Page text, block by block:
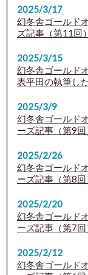
2025/3/17
幻冬舎ゴールド
ズ記事（第11回
2025/3/15
幻冬舎ゴールド
表平田の執筆し
2025/3/9
幻冬舎ゴールド
ーズ記事（第9回
2025/2/26
幻冬舎ゴールド
ーズ記事（第8回
2025/2/20
幻冬舎ゴールド
ーズ記事（第7回
2025/2/12
幻冬舎ゴールド